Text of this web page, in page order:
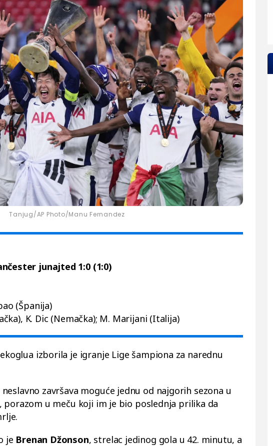
Tanjug/AP Photo/Manu Fernandez
junajted 1:0 (1:0)
(Španija)
K. Dic (Nemačka); M. Marijani (Italija)
izborila je igranje Lige šampiona za narednu
završava moguće jednu od najgorih sezona u
porazom u meču koji im je bio poslednja prilika da
je Brenan Džonson, strelac jedinog gola u 42. minutu, a